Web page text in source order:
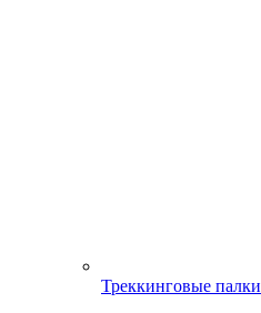
Треккинговые палки